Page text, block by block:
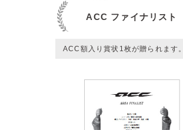
ACC ファイナリスト
ACC額入り賞状1枚が贈られます。